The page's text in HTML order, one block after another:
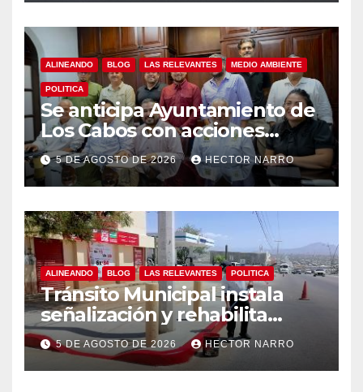
ALINEANDO BLOG LAS RELEVANTES MEDIO AMBIENTE
POLITICA
Se anticipa Ayuntamiento de
Los Cabos con acciones
preventivas ante lluvias en el
centro histórico
5 DE AGOSTO DE 2026 HECTOR NARRO
ALINEANDO BLOG LAS RELEVANTES POLITICA
Tránsito Municipal instala
señalización y rehabilita
cruces peatonales en Los
Cabos
5 DE AGOSTO DE 2026 HECTOR NARRO